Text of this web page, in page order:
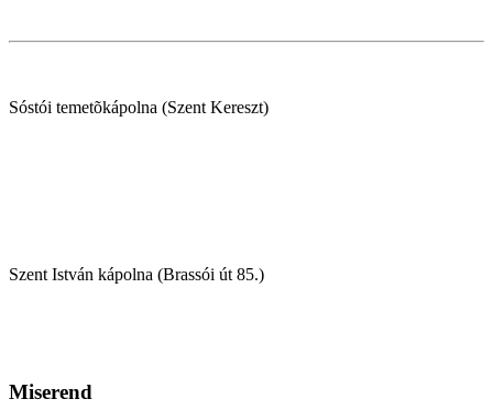
Sóstói temetõkápolna (Szent Kereszt)
Szent István kápolna (Brassói út 85.)
Miserend